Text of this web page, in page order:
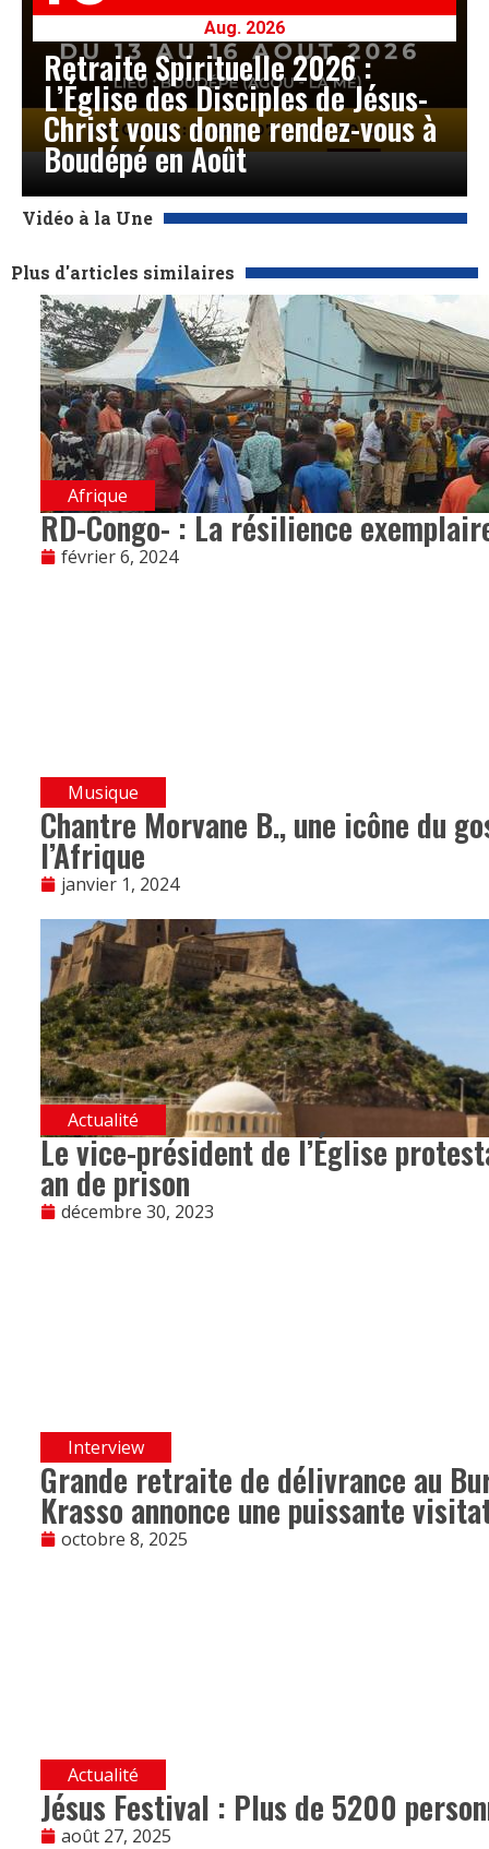
Aug. 2026
Retraite Spirituelle 2026 :
L’Église des Disciples de Jésus-
Christ vous donne rendez-vous à
Boudépé en Août
Vidéo à la Une
Plus d'articles similaires
Afrique
RD-Congo- : La résilience
février 6, 2024
Musique
Chantre Morvane B., une icône du
l’Afrique
janvier 1, 2024
Actualité
Le vice-président de l’Église
an de prison
décembre 30, 2023
Interview
Grande retraite de délivrance au
Krasso annonce une puissante
octobre 8, 2025
Actualité
Jésus Festival : Plus de 5200
août 27, 2025